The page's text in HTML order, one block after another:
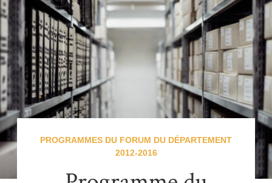
PROGRAMMES DU FORUM DU DÉPARTEMENT
2012-2016